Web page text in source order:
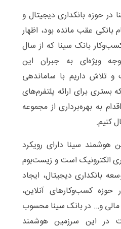
در حوزه بانکداری دیجیتال و
بانکی عقب مانده بود، اظهار
بانک سینا که از سال
ویژه‌ای به جبران این
تلاش داریم با ساماندهی
برای ارائه پلتفرم‌های
به بهره‌برداری از مجموعه
کنیم.
هوشمند سینا دارای رویکرد
الکترونیک است و زیست‌بوم
بانکداری دیجیتال، ایجاد
حوزه کسب‌وکارهای آنلاین،
و… در بانک سینا محسوب
در این سرزمین هوشمند